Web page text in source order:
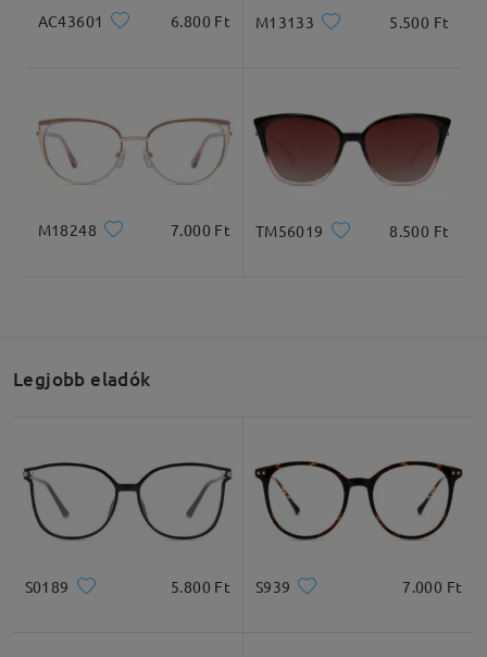
AC43601 6.800 Ft M13133 5.500 Ft
M18248 7.000 Ft TM56019 8.500 Ft
Legjobb eladók
S0189 5.800 Ft S939 7.000 Ft